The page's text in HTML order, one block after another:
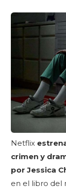
Netflix
crimen y
por Jessica
en el libro del